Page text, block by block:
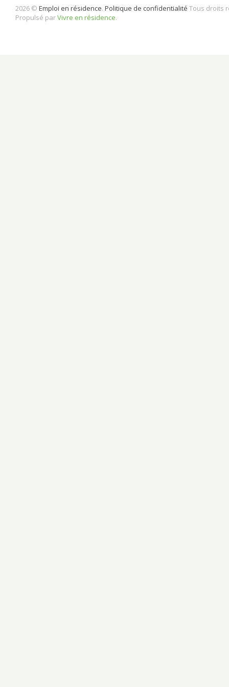
2026 © Emploi en résidence. Politique de confidentialité Tous droits
Propulsé parVivre en résidence.